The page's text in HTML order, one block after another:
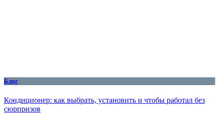
Блог
Кондиционер: как выбрать, установить и чтобы работал без
сюрпризов